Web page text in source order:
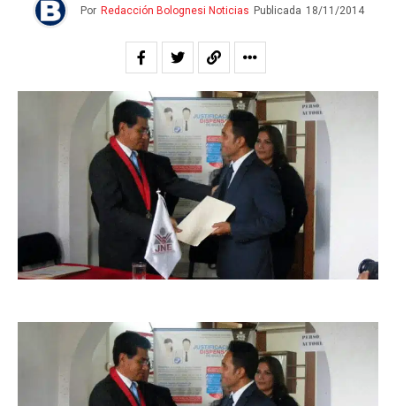
Por Redacción Bolognesi Noticias Publicada 18/11/2014